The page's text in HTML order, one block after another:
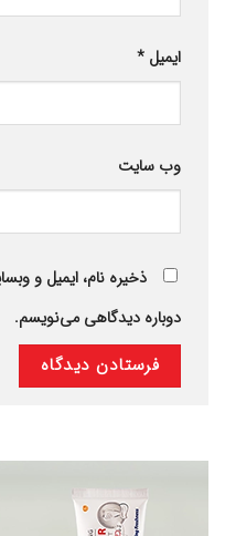
ایمیل *
وب‌ سایت
ذخیره نام، ایمیل و
دوباره دیدگاهی می‌نویسم.